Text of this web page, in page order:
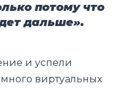
потому что
дальше».
и успели
виртуальных